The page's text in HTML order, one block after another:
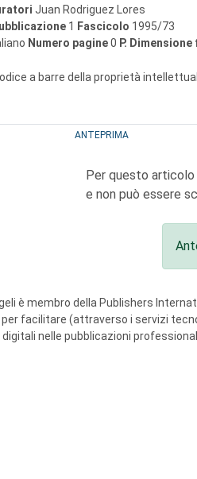
Juan Rodriguez Lores
1 Fascicolo 1995/73
Numero pagine0 P. Dimensione
codice a barre della proprietà
ANTEPRIMA
Per questo articolo
e non può essere
è membro della Publishers
facilitare (attraverso i servizi
nelle pubblicazioni